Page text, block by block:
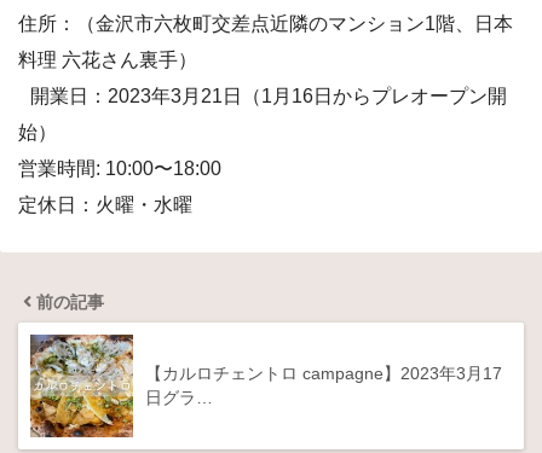
住所：（金沢市六枚町交差点近隣のマンション1階、日本
料理 六花さん裏手）
開業日：2023年3月21日（1月16日からプレオープン開
始）
営業時間: 10:00〜18:00
定休日：火曜・水曜
前の記事
【カルロチェントロ campagne】2023年3月17
日グラ…